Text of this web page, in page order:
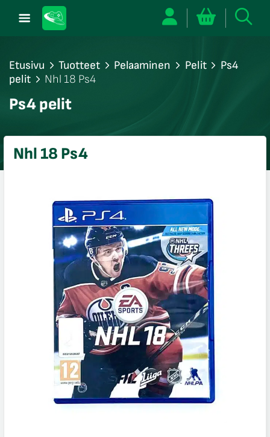
Etusivu Tuotteet Pelaaminen Pelit
Ps4
pelit
Nhl 18 Ps4
Ps4 pelit
Nhl 18 Ps4
sulje
sulje